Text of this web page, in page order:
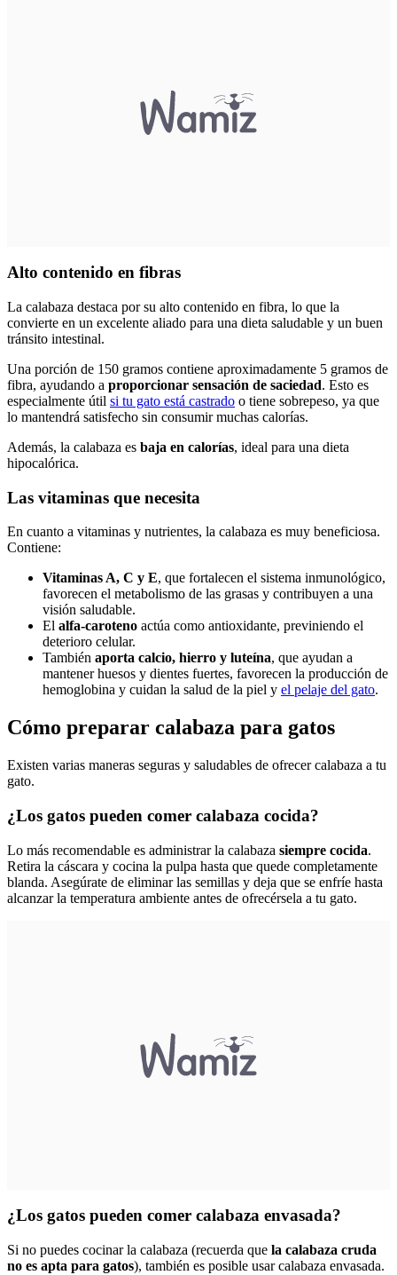
Alto contenido en fibras
La calabaza destaca por su alto contenido en fibra, lo que la
convierte en un excelente aliado para una dieta saludable y un buen
tránsito intestinal.
Una porción de 150 gramos contiene aproximadamente 5 gramos de
fibra, ayudando a proporcionar sensación de saciedad. Esto es
especialmente útil si tu gato está castrado o tiene sobrepeso, ya que
lo mantendrá satisfecho sin consumir muchas calorías.
Además, la calabaza es baja en calorías, ideal para una dieta
hipocalórica.
Las vitaminas que necesita
En cuanto a vitaminas y nutrientes, la calabaza es muy beneficiosa.
Contiene:
Vitaminas A, C y E, que fortalecen el sistema inmunológico,
favorecen el metabolismo de las grasas y contribuyen a una
visión saludable.
El alfa-caroteno actúa como antioxidante, previniendo el
deterioro celular.
También aporta calcio, hierro y luteína, que ayudan a
mantener huesos y dientes fuertes, favorecen la producción de
hemoglobina y cuidan la salud de la piel y el pelaje del gato.
Cómo preparar calabaza para gatos
Existen varias maneras seguras y saludables de ofrecer calabaza a tu
gato.
¿Los gatos pueden comer calabaza cocida?
Lo más recomendable es administrar la calabaza siempre cocida.
Retira la cáscara y cocina la pulpa hasta que quede completamente
blanda. Asegúrate de eliminar las semillas y deja que se enfríe hasta
alcanzar la temperatura ambiente antes de ofrecérsela a tu gato.
¿Los gatos pueden comer calabaza envasada?
Si no puedes cocinar la calabaza (recuerda que la calabaza cruda
no es apta para gatos), también es posible usar calabaza envasada.